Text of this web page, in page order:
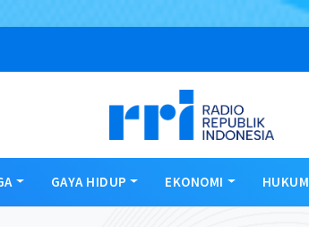
GAYA HIDUP EKONOMI HUKUM